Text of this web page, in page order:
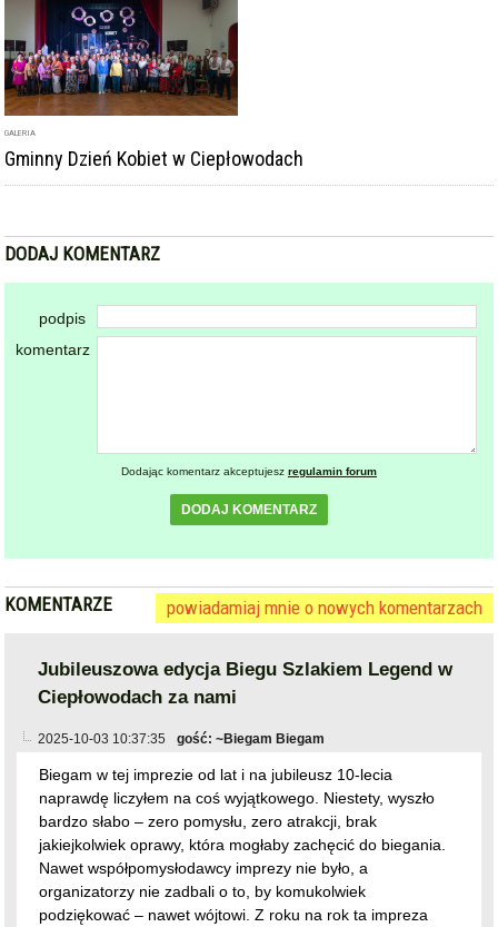
Gminny Dzień Kobiet w Ciepłowodach
DODAJ KOMENTARZ
Dodając komentarz akceptujeszregulamin forum
powiadamiaj mnie o nowych komentarzach
Jubileuszowa edycja Biegu Szlakiem Legend w
Ciepłowodach za nami
2025-10-03 10:37:35 gość: ~Biegam Biegam
bardzo słabo – zero pomysłu, zero atrakcji, brak
jakiejkolwiek oprawy, która mogłaby zachęcić do biegania.
Nawet współpomysłodawcy imprezy nie było, a
organizatorzy nie zadbali o to, by komukolwiek
podziękować – nawet wójtowi. Z roku na rok ta impreza
wygląda coraz gorzej, a uczestników, szczególnie wśród
mieszkańców gminy, jest coraz mniej. Szczerze mówiąc,
zaczynam się zastanawiać, czy w przyszłym roku w ogóle
brać w niej udział,To pokazuje, że całość została
potraktowana po macoszemu. Jestem naprawdę
zawiedziony takim Brak pomysłu, brak energii i brak